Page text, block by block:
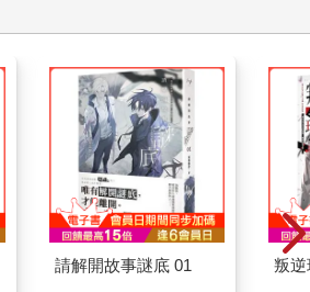
請解開故事謎底 01 叛逆